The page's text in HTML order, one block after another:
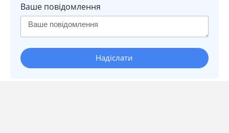
Ваше повідомлення
Надіслати